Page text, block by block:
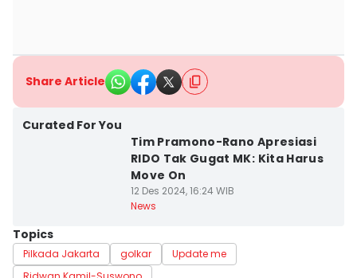
Share Article
Curated For You
Tim Pramono-Rano Apresiasi
RIDO Tak Gugat MK: Kita Harus
Move On
12 Des 2024, 16:24 WIB
News
Topics
Pilkada Jakarta golkar
Update me